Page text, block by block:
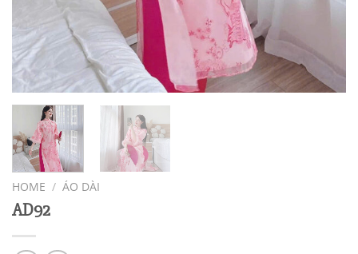
HOME / ÁO DÀI
AD92